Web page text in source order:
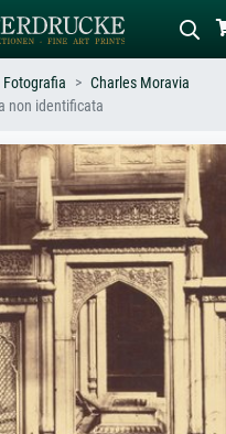
– es.
Hokusai,
Descrivi la scena –
astratto con molto
olio scuro, nudo in
albero.
Fotografia
Charles Moravia
non identificata